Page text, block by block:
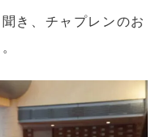
き、チャプレンのお